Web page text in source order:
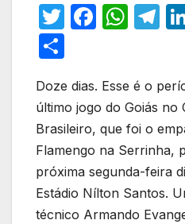
T
er
F
e
b
o
o
k
W
s
A
p
p
T
gr
a
m
ar
e
Doze dias. Esse é o
último jogo do Goiás no
Brasileiro, que foi o
Flamengo na Serrinha,
próxima segunda-feira
Estádio Nílton Santos.
técnico Armando